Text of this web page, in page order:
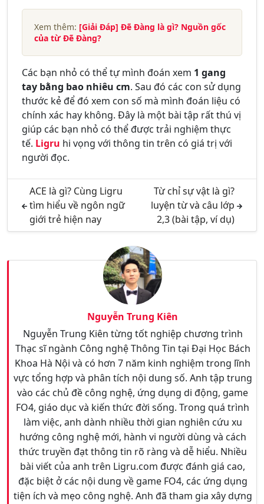
Xem thêm: [Giải Đáp] Đẽ Đàng là gì? Nguồn gốc
của từ Đẽ Đàng?
Các bạn nhỏ có thể tự mình đoán xem 1 gang
tay bằng bao nhiêu cm. Sau đó các con sử dụng
thước kẻ để đó xem con số mà mình đoán liệu có
chính xác hay không. Đây là một bài tập rất thú vị
giúp các bạn nhỏ có thể được trải nghiệm thực
tế. Ligru hi vọng với thông tin trên có giá trị với
người đọc.
ACE là gì? Cùng Ligru
tìm hiểu về ngôn ngữ
giới trẻ hiện nay
Từ chỉ sự vật là gì?
luyện từ và câu lớp
2,3 (bài tập, ví dụ)
Nguyễn Trung Kiên
Nguyễn Trung Kiên từng tốt nghiệp chương trình
Thạc sĩ ngành Công nghệ Thông Tin tại Đại Học Bách
Khoa Hà Nội và có hơn 7 năm kinh nghiệm trong lĩnh
vực tổng hợp và phân tích nội dung số. Anh tập trung
vào các chủ đề công nghệ, ứng dụng di động, game
FO4, giáo dục và kiến thức đời sống. Trong quá trình
làm việc, anh dành nhiều thời gian nghiên cứu xu
hướng công nghệ mới, hành vi người dùng và cách
thức truyền đạt thông tin rõ ràng và dễ hiểu. Nhiều
bài viết của anh trên Ligru.com được đánh giá cao,
đặc biệt ở các nội dung về game FO4, các ứng dụng
tiện ích và mẹo công nghệ. Anh đã tham gia xây dựng